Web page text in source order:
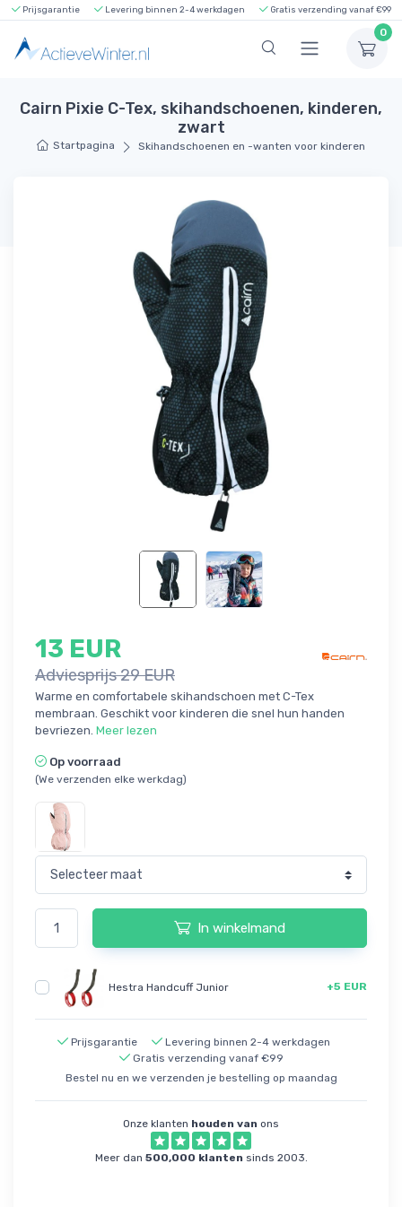
Prijsgarantie Levering binnen 2-4 werkdagen Gratis verzending vanaf €99
0
Cairn Pixie C-Tex, skihandschoenen, kinderen,
zwart
Startpagina Skihandschoenen en -wanten voor kinderen
13 EUR
Adviesprijs 29 EUR
Warme en comfortabele skihandschoen met C-Tex
membraan. Geschikt voor kinderen die snel hun handen
bevriezen. Meer lezen
Op voorraad
(We verzenden elke werkdag)
In winkelmand
Hestra Handcuff Junior +5 EUR
Prijsgarantie
Levering binnen 2-4 werkdagen
Gratis verzending vanaf €99
Bestel nu en we verzenden je bestelling op maandag
Onze klanten houden van ons
Meer dan 500,000 klanten sinds 2003.